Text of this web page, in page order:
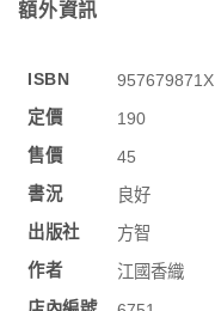
額外資訊
ISBN
957679871X
定價
190
售價
45
書況
良好
出版社
方智
作者
江國香織